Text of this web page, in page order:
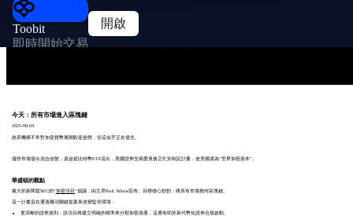
Toobit
即時開始交易
開啟
今天：所有市場進入區塊鏈
2025-08-04
政府機構不常對加密貨幣展開歡迎姿態，但這似乎正在發生。
儘管市場發出混合信號，資金從比特幣ETF流出，美國證券交易委員會正忙於制定計畫，使美國成為“世界加密資本”。
華盛頓的觀點
最大的新聞是SEC的“加密項目 ”倡議，由主席Paul Atkins宣布。目標雄心勃勃：將所有市場推向區塊鏈。
這一計畫旨在通過幾項關鍵提案來改變監管環境：
更清晰的證券規則：該項目將建立明確的標準來分類加密資產，這應有助於新代幣化證券合規啟動。